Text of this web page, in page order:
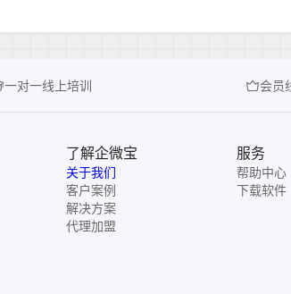
一对一线上培训 会员
了解企微宝
关于我们
客户案例
解决方案
代理加盟
服务
帮助中心
下载软件